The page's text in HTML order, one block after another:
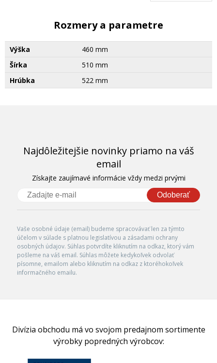
Rozmery a parametre
Výška
460 mm
Šírka
510 mm
Hrúbka
522 mm
Najdôležitejšie novinky priamo na váš
email
Získajte zaujímavé informácie vždy medzi prvými
Odoberať
Vaše osobné údaje (email) budeme spracovávať len za týmto
účelom v súlade s platnou legislatívou a zásadami ochrany
osobných údajov. Súhlas potvrdíte kliknutím na odkaz, ktorý vám
pošleme na váš email. Súhlas môžete kedykoľvek odvolať
písomne, emailom alebo kliknutím na odkaz z ktoréhokoľvek
informačného emailu.
Divízia obchodu má vo svojom predajnom sortimente
výrobky popredných výrobcov: